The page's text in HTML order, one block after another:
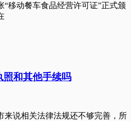
“移动餐车食品经营许可证”正式颁
照和其他手续吗
来说相关法律法规还不够完善，所